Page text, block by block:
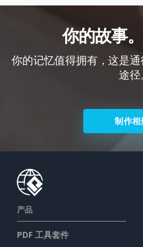
你的故事
你的记忆值得拥有，这是
途径
制作相
产品
PDF 工具套件